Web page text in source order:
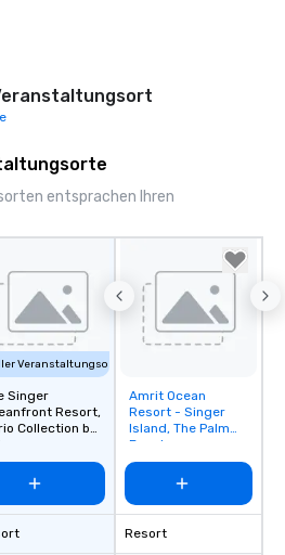
entsprachen Ihren
Veranstaltungsort
Singer
Resort,
Collection by
Removed from
favorites
Amrit Ocean
Resort - Singer
Island, The Palm
Beaches
Resort